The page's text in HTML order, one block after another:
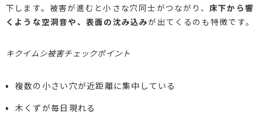
下します。被害が進むと小さな穴同士がつながり、 床下から響
くような空洞音や、表面の沈み込みが出てくるのも特徴です。
キクイムシ被害チェックポイント
複数の小さい穴が近距離に集中している
木くずが毎日現れる